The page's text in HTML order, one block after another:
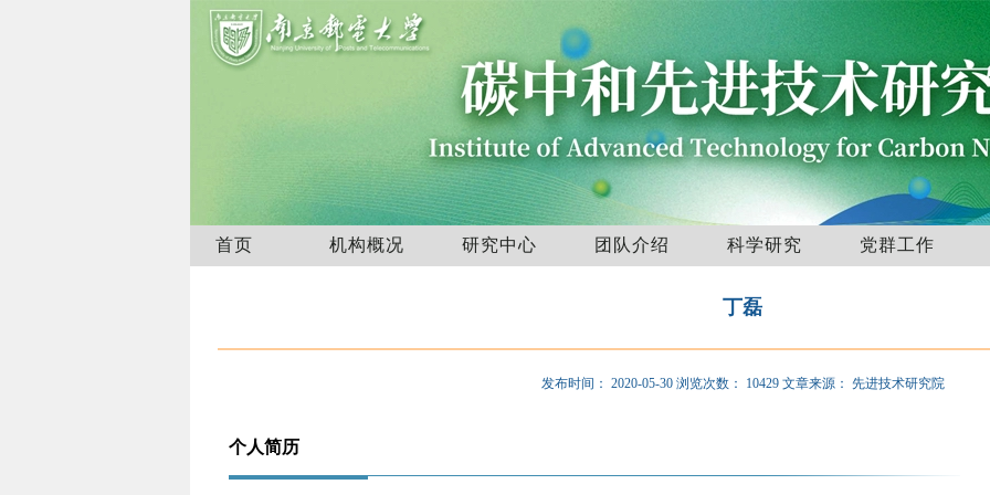
首页 机构概况 研究中心 团队介绍 科学研究 党群工作
丁磊
发布时间： 2020-05-30 浏览次数： 10429 文章来源： 先进技术研究院
个人简历